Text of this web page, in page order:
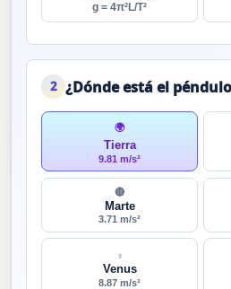
g = 4π²L/T²
2 ¿Dónde está el
🌍
Tierra
9.81 m/s²
🔴
Marte
3.71 m/s²
♀
Venus
8.87 m/s²